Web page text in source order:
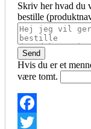
Skriv her hvad du
bestille
Hvis du er et
være tomt.
Facebook